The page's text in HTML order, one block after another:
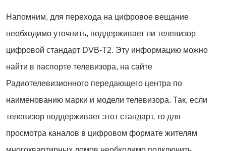
Напомним, для перехода на цифровое вещание
необходимо уточнить, поддерживает ли телевизор
цифровой стандарт DVB-T2. Эту информацию можно
найти в паспорте телевизора, на сайте
Радиотелевизионного передающего центра по
наименованию марки и модели телевизора. Так, если
телевизор поддерживает этот стандарт, то для
просмотра каналов в цифровом формате жителям